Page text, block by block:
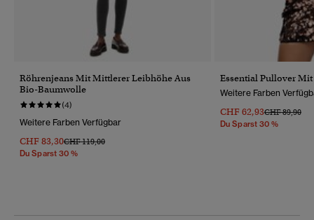
Röhrenjeans Mit Mittlerer Leibhöhe Aus
Bio-Baumwolle
(4)
Weitere Farben Verfügbar
CHF 83,30Preis Wurde Reduziert Von
CHF 119,00Bis
Du Sparst 30 %
Essential Pullover Mit
Weitere Farben
CHF 62,93Preis Wurde
CHF 89,90Bis
Du Sparst 30 %